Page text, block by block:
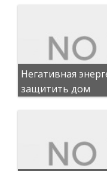
Негативная
защитить дом